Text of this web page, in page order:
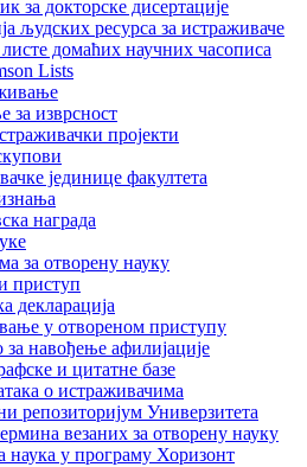
за докторске дисертације
људских ресурса за истраживаче
листе домаћих научних часописа
Lists
за изврсност
пројекти
јединице факултета
награда
за отворену науку
приступ
декларација
у отвореном приступу
за навођење афилијације
и цитатне базе
о истраживачима
репозиторијум Универзитета
везаних за отворену науку
наука у програму Хоризонт